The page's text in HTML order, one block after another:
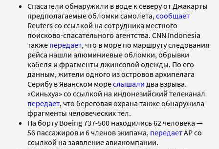
Спасатели обнаружили в воде к северу от Джакарты
предполагаемые обломки самолета, сообщает
Reuters со ссылкой на сотрудника местного
поисково-спасательного агентства. CNN Indonesia
также передает, что в море по маршруту следования
рейса нашли алюминиевые обломки, обрывки
кабеля и фрагменты джинсовой одежды. По его
данным, жители одного из островов архипелага
Серибу в Яванском мореслышали два взрыва.
«Синьхуа» со ссылкой на индонезийский телеканал
передает, что береговая охрана также обнаружила
фрагменты человеческих тел.
На борту Boeing 737-500 находились 62 человека —
56 пассажиров и 6 членов экипажа, передаетAP со
ссылкой на заявление авиакомпании.